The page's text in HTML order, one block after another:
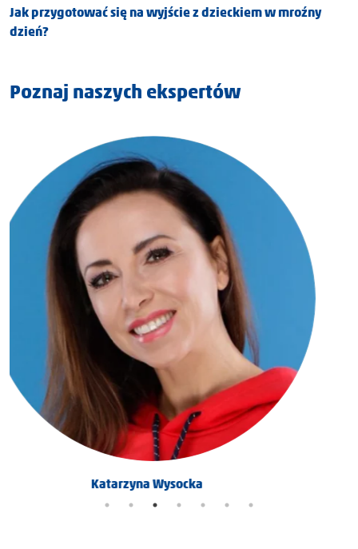
Jak przygotować się na wyjście z dzieckiem w mroźny
dzień?
Poznaj naszych ekspertów
Karolina Pitynska Maga